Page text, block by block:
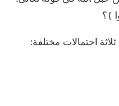
}؟
احتمالات مختلفة: